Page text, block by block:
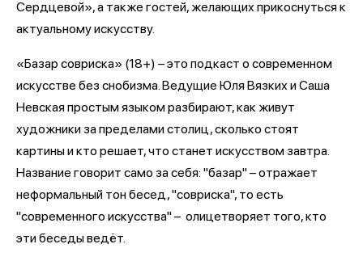
Сердцевой», а также гостей, желающих прикоснуться к
актуальному искусству.
«Базар совриска» (18+) – это подкаст о современном
искусстве без снобизма. Ведущие Юля Вязких и Саша
Невская простым языком разбирают, как живут
художники за пределами столиц, сколько стоят
картины и кто решает, что станет искусством завтра.
Название говорит само за себя: "базар" – отражает
неформальный тон бесед, "совриска", то есть
"современного искусства" – олицетворяет того, кто
эти беседы ведёт.